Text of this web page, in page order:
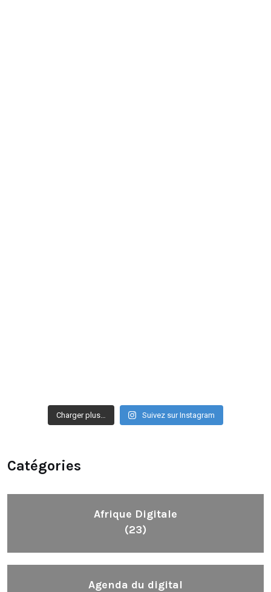
Charger plus… Suivez sur Instagram
Catégories
Afrique Digitale
(23)
Agenda du digital